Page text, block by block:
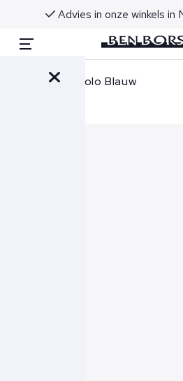
Voor 16:00 uur besteld,
Gran Sasso Polo Blauw